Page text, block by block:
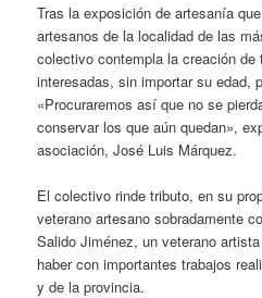
Tras la exposición de artesanía
artesanos de la localidad de las
colectivo contempla la creación de
interesadas, sin importar su edad,
«Procuraremos así que no se
conservar los que aún quedan»,
asociación, José Luis Márquez.
El colectivo rinde tributo, en su
veterano artesano sobradamente
Salido Jiménez, un veterano
haber con importantes trabajos
y de la provincia.